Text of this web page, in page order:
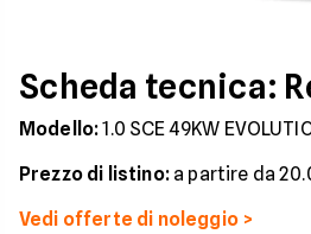
Scheda tecnica:
Modello:1.0 SCE 49KW
Prezzo di listino:a partire da
Vedi offerte di noleggio >